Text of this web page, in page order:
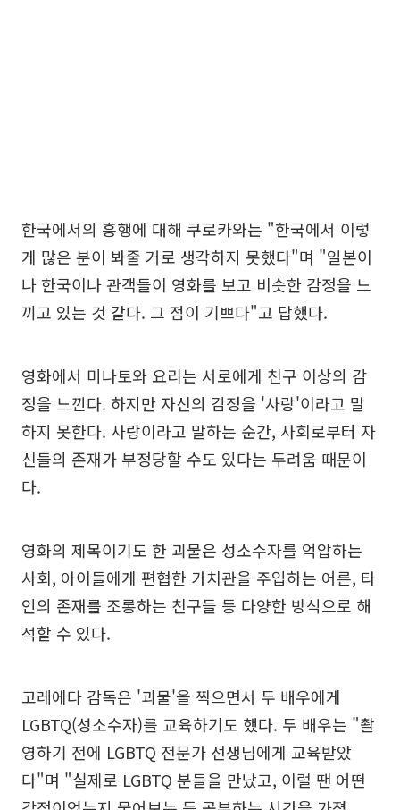
한국에서의 흥행에 대해 쿠로카와는 "한국에서 이렇
게 많은 분이 봐줄 거로 생각하지 못했다"며 "일본이
나 한국이나 관객들이 영화를 보고 비슷한 감정을 느
끼고 있는 것 같다. 그 점이 기쁘다"고 답했다.
영화에서 미나토와 요리는 서로에게 친구 이상의 감
정을 느낀다. 하지만 자신의 감정을 '사랑'이라고 말
하지 못한다. 사랑이라고 말하는 순간, 사회로부터 자
신들의 존재가 부정당할 수도 있다는 두려움 때문이
다.
영화의 제목이기도 한 괴물은 성소수자를 억압하는
사회, 아이들에게 편협한 가치관을 주입하는 어른, 타
인의 존재를 조롱하는 친구들 등 다양한 방식으로 해
석할 수 있다.
고레에다 감독은 '괴물'을 찍으면서 두 배우에게
LGBTQ(성소수자)를 교육하기도 했다. 두 배우는 "촬
영하기 전에 LGBTQ 전문가 선생님에게 교육받았
다"며 "실제로 LGBTQ 분들을 만났고, 이럴 땐 어떤